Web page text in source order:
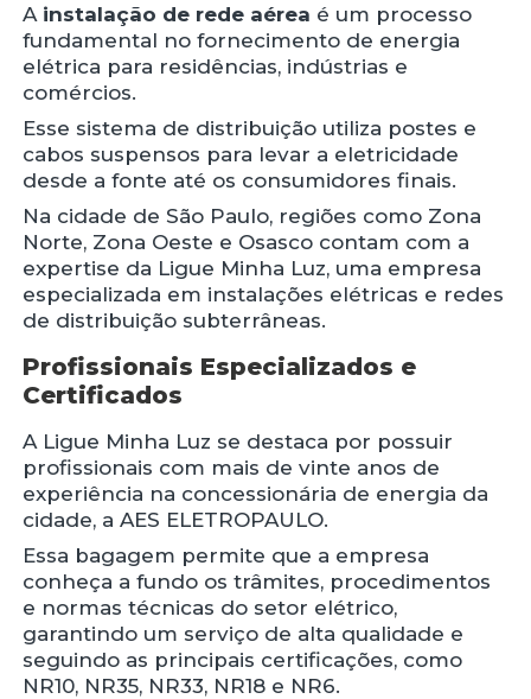
A instalação de rede aérea é um processo
fundamental no fornecimento de energia
elétrica para residências, indústrias e
comércios.
Esse sistema de distribuição utiliza postes e
cabos suspensos para levar a eletricidade
desde a fonte até os consumidores finais.
Na cidade de São Paulo, regiões como Zona
Norte, Zona Oeste e Osasco contam com a
expertise da Ligue Minha Luz, uma empresa
especializada em instalações elétricas e redes
de distribuição subterrâneas.
Profissionais Especializados e
Certificados
A Ligue Minha Luz se destaca por possuir
profissionais com mais de vinte anos de
experiência na concessionária de energia da
cidade, a AES ELETROPAULO.
Essa bagagem permite que a empresa
conheça a fundo os trâmites, procedimentos
e normas técnicas do setor elétrico,
garantindo um serviço de alta qualidade e
seguindo as principais certificações, como
NR10, NR35, NR33, NR18 e NR6.